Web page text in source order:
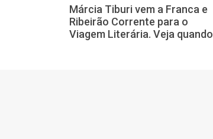
Márcia Tiburi vem a Franca e
Ribeirão Corrente para o
Viagem Literária. Veja quando